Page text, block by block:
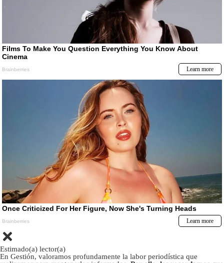
Estimado(a) lector(a)
En Gestión, valoramos profundamente la labor periodística que